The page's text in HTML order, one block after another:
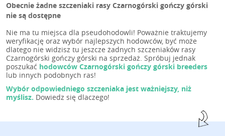
Obecnie żadne szczeniaki rasy Czarnogórski gończy górski
nie są dostępne
Nie ma tu miejsca dla pseudohodowli! Poważnie traktujemy
weryfikację oraz wybór najlepszych hodowców, być może
dlatego nie widzisz tu jeszcze żadnych szczeniaków rasy
Czarnogórski gończy górski na sprzedaż. Spróbuj jednak
poszukać hodowców Czarnogórski gończy górski breeders
lub innych podobnych ras!
Wybór odpowiedniego szczeniaka jest ważniejszy, niż
myślisz. Dowiedz się dlaczego!